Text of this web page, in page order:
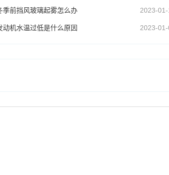
季前挡风玻璃起雾怎么办 2023-
动机水温过低是什么原因 2023-